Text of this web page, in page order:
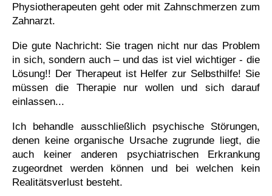
Physiotherapeuten geht oder mit Zahnschmerzen zum
Zahnarzt.
Die gute Nachricht: Sie tragen nicht nur das Problem
in sich, sondern auch – und das ist viel wichtiger - die
Lösung!! Der Therapeut ist Helfer zur Selbsthilfe! Sie
müssen die Therapie nur wollen und sich darauf
einlassen...
Ich behandle ausschließlich psychische Störungen,
denen keine organische Ursache zugrunde liegt, die
auch keiner anderen psychiatrischen Erkrankung
zugeordnet werden können und bei welchen kein
Realitätsverlust besteht.